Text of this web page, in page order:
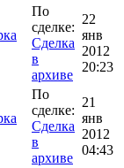
По
сделке:
Сделка
в
архиве
22
янв
2012
20:23
По
сделке:
Сделка
в
архиве
21
янв
2012
04:43